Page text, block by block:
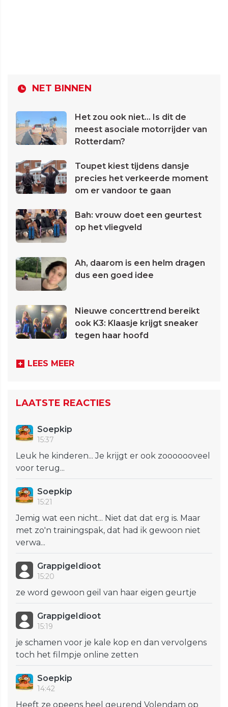
NET BINNEN
Het zou ook niet... Is dit de
meest asociale motorrijder van
Rotterdam?
Toupet kiest tijdens dansje
precies het verkeerde moment
om er vandoor te gaan
Bah: vrouw doet een geurtest
op het vliegveld
Ah, daarom is een helm dragen
dus een goed idee
Nieuwe concerttrend bereikt
ook K3: Klaasje krijgt sneaker
tegen haar hoofd
LEES MEER
LAATSTE REACTIES
Soepkip
15:37
Leuk he kinderen... Je krijgt er ook zooooooveel
voor terug...
Soepkip
15:21
Jemig wat een nicht... Niet dat dat erg is. Maar
met zo'n trainingspak, dat had ik gewoon niet
verwa...
GrappigeIdioot
15:20
ze word gewoon geil van haar eigen geurtje
GrappigeIdioot
15:19
je schamen voor je kale kop en dan vervolgens
toch het filmpje online zetten
Soepkip
14:42
Heeft ze opeens heel geurend Volendam op